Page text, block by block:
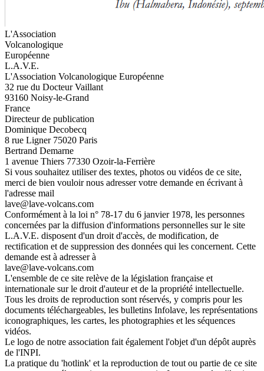
L'Association
Volcanologique
Européenne
L.A.V.E.
L'Association Volcanologique Européenne
32 rue du Docteur Vaillant
93160 Noisy-le-Grand
France
Directeur de publication
Dominique Decobecq
8 rue Ligner 75020 Paris
Bertrand Demarne
1 avenue Thiers 77330 Ozoir-la-Ferrière
Si vous souhaitez utiliser des textes, photos ou vidéos de ce site,
merci de bien vouloir nous adresser votre demande en écrivant à
l'adresse mail
lave@lave-volcans.com
Conformément à la loi n° 78-17 du 6 janvier 1978, les personnes
concernées par la diffusion d'informations personnelles sur le site
L.A.V.E. disposent d'un droit d'accès, de modification, de
rectification et de suppression des données qui les concernent. Cette
demande est à adresser à
lave@lave-volcans.com
L'ensemble de ce site relève de la législation française et
internationale sur le droit d'auteur et de la propriété intellectuelle.
Tous les droits de reproduction sont réservés, y compris pour les
documents téléchargeables, les bulletins Infolave, les représentations
iconographiques, les cartes, les photographies et les séquences
vidéos.
Le logo de notre association fait également l'objet d'un dépôt auprès
de l'INPI.
La pratique du 'hotlink' et la reproduction de tout ou partie de ce site